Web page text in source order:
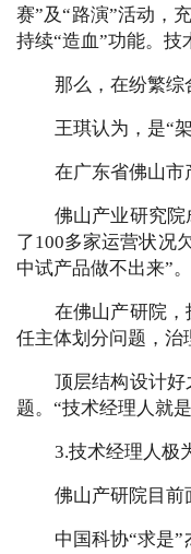
赛”及“路演”活动，
持续“造血”功能。技
那么，在纷繁综
王琪认为，是“
在广东省佛山市
佛山产业研究
了100多家运营状况
中试产品做不出来”
在佛山产研院
任主体划分问题，治
顶层结构设计
题。“技术经理人就
3.技术经理人极
佛山产研院目前
中国科协“求是